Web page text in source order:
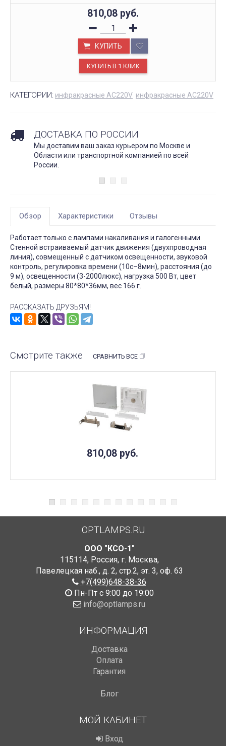
810,08 руб.
КУПИТЬ
КАТЕГОРИИ: инфракрасные AC220V инфракрасные AC220V
ДОСТАВКА ПО РОССИИ
Мы доставим ваш заказ курьером по Москве и
Области или транспортной компанией по всей
России.
Обзор Характеристики Отзывы
Работает только с лампами накаливания и галогенными.
Стенной встраиваемый датчик движения (двухпроводная
линия), совмещенный с датчиком освещенности, звуковой
контроль, регулировка времени (10с–8мин), расстояния (до
9 м), освещенности (3-2000люкс), нагрузка 500 Вт, цвет
белый, размеры 80*80*36мм, вес 166 г.
РАССКАЗАТЬ ДРУЗЬЯМ!
Смотрите также СРАВНИТЬ ВСЕ
810,08 руб.
OPTLAMPS.RU
ООО "КСО-1"
115114, Россия, г. Москва,
Павелецкая наб., д. 2, стр.2, эт. 3, оф. 63
+7(499)648-38-36
Пн-Пт с 9:00 до 19:00
info@optlamps.ru
ИНФОРМАЦИЯ
Доставка
Оплата
Гарантия
Блог
МОЙ КАБИНЕТ
Вход